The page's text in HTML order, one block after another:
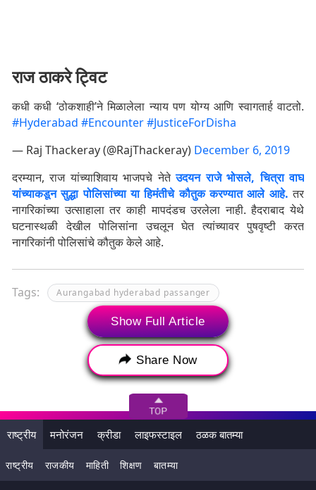
राज ठाकरे ट्विट
कधी कधी ‘ठोकशाही’ने मिळालेला न्याय पण योग्य आणि स्वागतार्ह वाटतो.
#Hyderabad #Encounter#JusticeForDisha
— Raj Thackeray (@RajThackeray) December 6, 2019
दरम्यान, राज यांच्याशिवाय भाजपचे नेतेउदयन राजे भोसले, चित्रा वाघ
यांच्याकडून सुद्धा पोलिसांच्या या हिमंतीचे कौतुक करण्यात आले आहे.तर
नागरिकांच्या उत्साहाला तर काही मापदंडच उरलेला नाही. हैदराबाद येथे
घटनास्थळी देखील पोलिसांना उचलून घेत त्यांच्यावर पुषवृष्टी करत
नागरिकांनी पोलिसांचे कौतुक केले आहे.
Tags: Aurangabad hyderabad passanger
Hyderabad Encounter Hyderabad rape case
MNS chief Raj Thackeray Raj Thackeray
मनसे अध्यक्ष राज ठाकरे हैदराबाद एन्काउंटर
Show Full Article
Share Now
राष्ट्रीय मनोरंजन क्रीडा लाइफस्टाइल ठळक बातम्या
राष्ट्रीय राजकीय माहिती शिक्षण बातम्या